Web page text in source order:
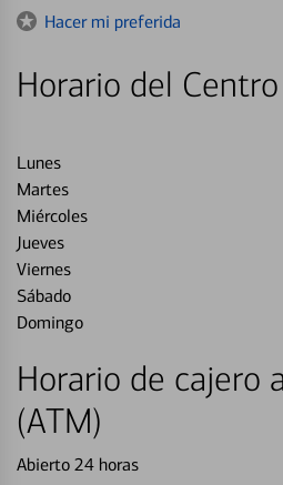
Hacer mi preferida
Horario del
Lunes
Martes
Miércoles
Jueves
Viernes
Sábado
Domingo
Horario de cajero
(ATM)
Abierto 24 horas